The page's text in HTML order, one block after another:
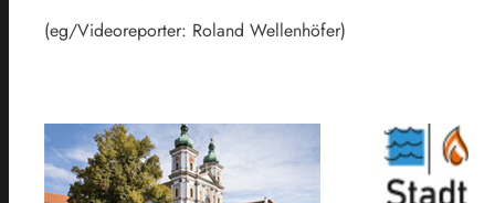
(eg/Videoreporter: Roland Wellenhöfer)